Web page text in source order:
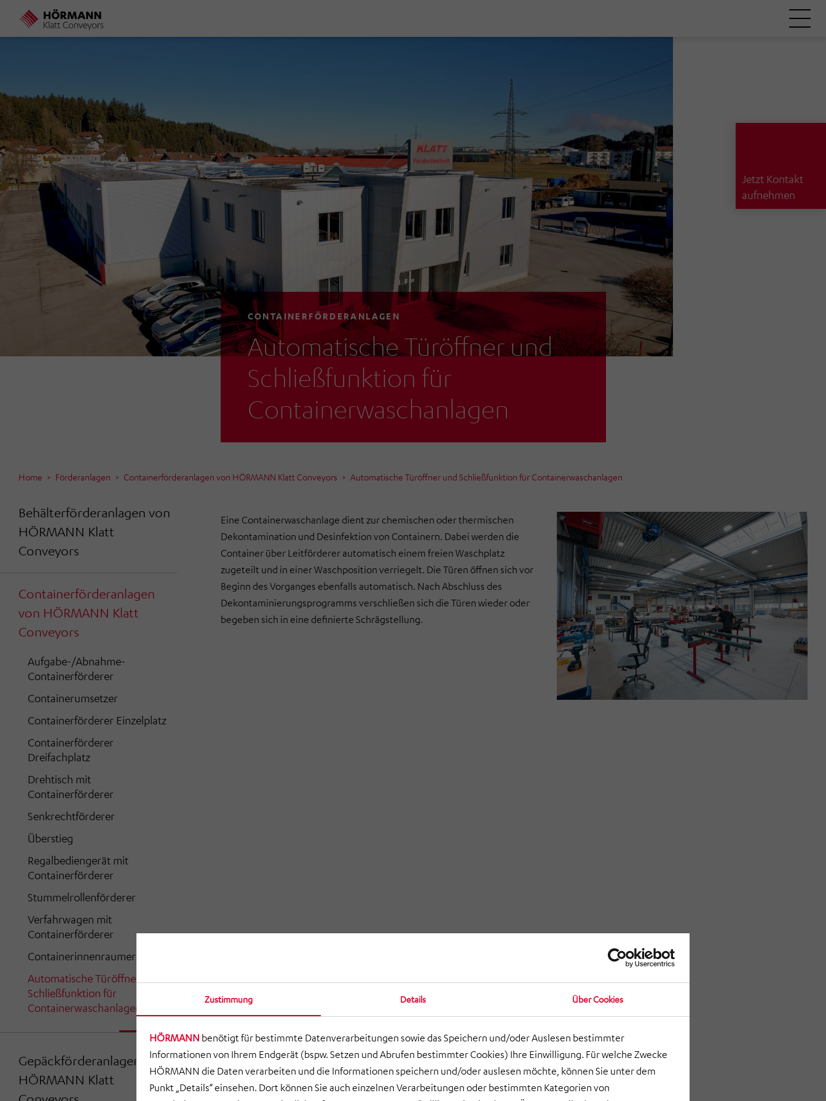
Zustimmung Details Über Cookies
HÖRMANN benötigt für bestimmte Datenverarbeitungen sowie das Speichern und/oder Auslesen bestimmter
Informationen von Ihrem Endgerät (bspw. Setzen und Abrufen bestimmter Cookies) Ihre Einwilligung. Für welche Zwecke
HÖRMANN die Daten verarbeiten und die Informationen speichern und/oder auslesen möchte, können Sie unter dem
Punkt „Details“ einsehen. Dort können Sie auch einzelnen Verarbeitungen oder bestimmten Kategorien von
Jetzt Kontakt
aufnehmen
CONTAINERFÖRDERANLAGEN
Automatische Türöffner und
Schließfunktion für
Containerwaschanlagen
Home Förderanlagen Containerförderanlagen von HÖRMANN Klatt Conveyors Automatische Türöffner und Schließfunktion für Containerwaschanlagen
Behälterförderanlagen von
HÖRMANN Klatt
Conveyors
Containerförderanlagen
von HÖRMANN Klatt
Conveyors
Aufgabe-/Abnahme-
Containerförderer
Containerumsetzer
Containerförderer Einzelplatz
Containerförderer
Dreifachplatz
Drehtisch mit
Containerförderer
Senkrechtförderer
Überstieg
Regalbediengerät mit
Containerförderer
Stummelrollenförderer
Verfahrwagen mit
Containerförderer
Containerinnenraumerkennung
Automatische Türöffner und
Schließfunktion für
Containerwaschanlagen
Gepäckförderanlagen von
HÖRMANN Klatt
Eine Containerwaschanlage dient zur chemischen oder thermischen
Dekontamination und Desinfektion von Containern. Dabei werden die
Container über Leitförderer automatisch einem freien Waschplatz
zugeteilt und in einer Waschposition verriegelt. Die Türen öffnen sich vor
Beginn des Vorganges ebenfalls automatisch. Nach Abschluss des
Dekontaminierungs­programms verschließen sich die Türen wieder oder
begeben sich in eine definierte Schrägstellung.